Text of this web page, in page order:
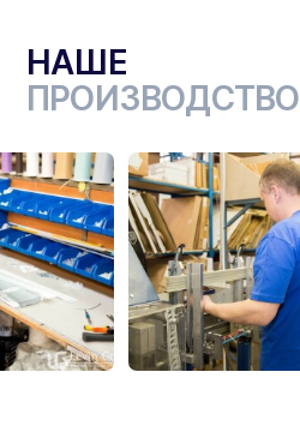
НАШЕ
ПРОИЗВОДСТВО